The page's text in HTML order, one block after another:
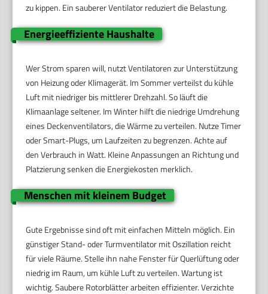
zu kippen. Ein sauberer Ventilator reduziert die Belastung.
Energieeffiziente Haushalte
Wer Strom sparen will, nutzt Ventilatoren zur Unterstützung
von Heizung oder Klimagerät. Im Sommer verteilst du kühle
Luft mit niedriger bis mittlerer Drehzahl. So läuft die
Klimaanlage seltener. Im Winter hilft die niedrige Umdrehung
eines Deckenventilators, die Wärme zu verteilen. Nutze Timer
oder Smart-Plugs, um Laufzeiten zu begrenzen. Achte auf
den Verbrauch in Watt. Kleine Anpassungen an Richtung und
Platzierung senken die Energiekosten merklich.
Menschen mit kleinem Budget
Gute Ergebnisse sind oft mit einfachen Mitteln möglich. Ein
günstiger Stand- oder Turmventilator mit Oszillation reicht
für viele Räume. Stelle ihn nahe Fenster für Querlüftung oder
niedrig im Raum, um kühle Luft zu verteilen. Wartung ist
wichtig. Saubere Rotorblätter arbeiten effizienter. Verzichte